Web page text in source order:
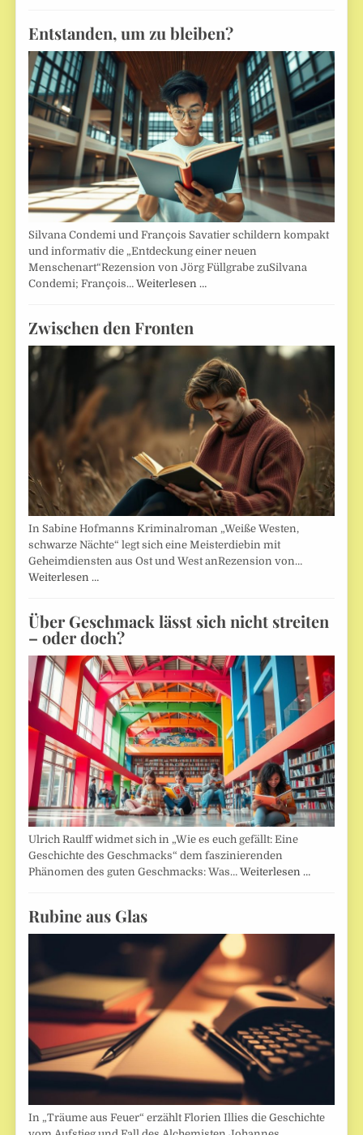
Entstanden, um zu bleiben?
Silvana Condemi und François Savatier schildern kompakt
und informativ die „Entdeckung einer neuen
Menschenart“Rezension von Jörg Füllgrabe zuSilvana
Condemi; François…Weiterlesen …
Zwischen den Fronten
In Sabine Hofmanns Kriminalroman „Weiße Westen,
schwarze Nächte“ legt sich eine Meisterdiebin mit
Geheimdiensten aus Ost und West anRezension von…
Weiterlesen …
Über Geschmack lässt sich nicht streiten
– oder doch?
Ulrich Raulff widmet sich in „Wie es euch gefällt: Eine
Geschichte des Geschmacks“ dem faszinierenden
Phänomen des guten Geschmacks: Was…Weiterlesen …
Rubine aus Glas
In „Träume aus Feuer“ erzählt Florien Illies die Geschichte